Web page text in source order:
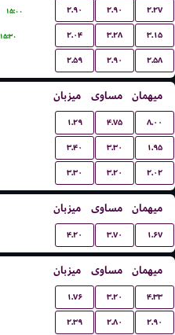
۱۵:۰۰ ۲.۹۰ ۲.۹۰ ۲.۲۷
۱۵:۳۰ ۲.۰۴ ۳.۲۸ ۳.۱۵
۲.۵۹ ۲.۹۰ ۲.۵۸
میزبان مساوی میهمان
۱.۲۹ ۴.۷۵ ۸.۰۰
۳.۴۰ ۳.۳۰ ۱.۹۵
۳.۳۰ ۳.۲۰ ۲.۰۲
میزبان مساوی میهمان
۴.۲۰ ۳.۷۰ ۱.۶۷
میزبان مساوی میهمان
۱.۷۶ ۳.۲۰ ۴.۳۳
۲.۳۹ ۲.۸۰ ۲.۹۰